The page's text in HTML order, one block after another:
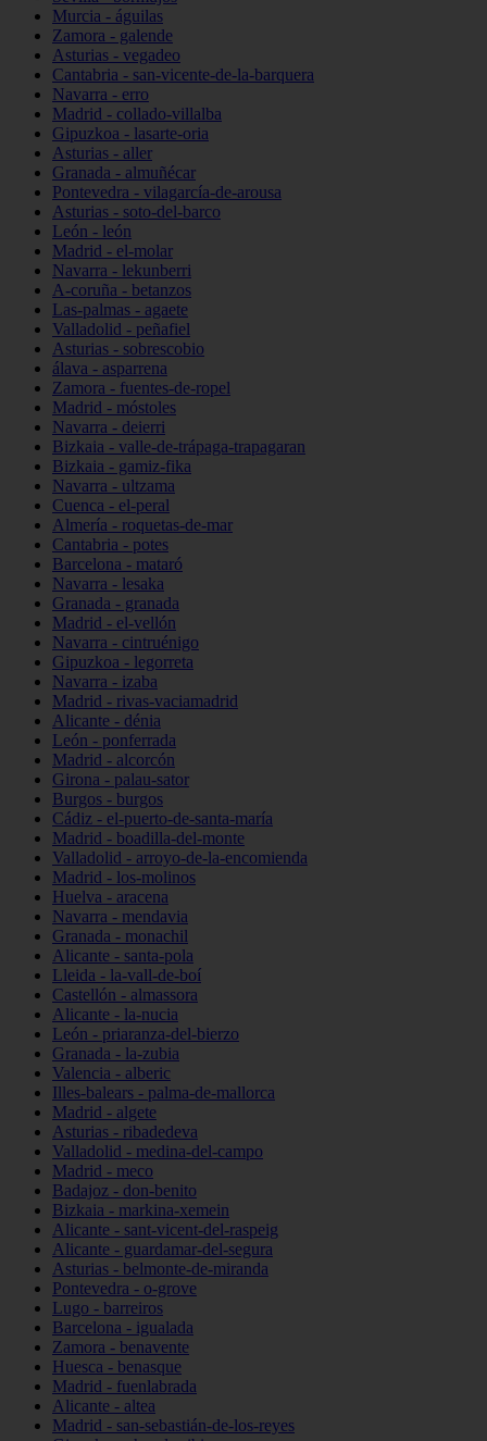
Murcia - águilas
Zamora - galende
Asturias - vegadeo
Cantabria - san-vicente-de-la-barquera
Navarra - erro
Madrid - collado-villalba
Gipuzkoa - lasarte-oria
Asturias - aller
Granada - almuñécar
Pontevedra - vilagarcía-de-arousa
Asturias - soto-del-barco
León - león
Madrid - el-molar
Navarra - lekunberri
A-coruña - betanzos
Las-palmas - agaete
Valladolid - peñafiel
Asturias - sobrescobio
álava - asparrena
Zamora - fuentes-de-ropel
Madrid - móstoles
Navarra - deierri
Bizkaia - valle-de-trápaga-trapagaran
Bizkaia - gamiz-fika
Navarra - ultzama
Cuenca - el-peral
Almería - roquetas-de-mar
Cantabria - potes
Barcelona - mataró
Navarra - lesaka
Granada - granada
Madrid - el-vellón
Navarra - cintruénigo
Gipuzkoa - legorreta
Navarra - izaba
Madrid - rivas-vaciamadrid
Alicante - dénia
León - ponferrada
Madrid - alcorcón
Girona - palau-sator
Burgos - burgos
Cádiz - el-puerto-de-santa-maría
Madrid - boadilla-del-monte
Valladolid - arroyo-de-la-encomienda
Madrid - los-molinos
Huelva - aracena
Navarra - mendavia
Granada - monachil
Alicante - santa-pola
Lleida - la-vall-de-boí
Castellón - almassora
Alicante - la-nucia
León - priaranza-del-bierzo
Granada - la-zubia
Valencia - alberic
Illes-balears - palma-de-mallorca
Madrid - algete
Asturias - ribadedeva
Valladolid - medina-del-campo
Madrid - meco
Badajoz - don-benito
Bizkaia - markina-xemein
Alicante - sant-vicent-del-raspeig
Alicante - guardamar-del-segura
Asturias - belmonte-de-miranda
Pontevedra - o-grove
Lugo - barreiros
Barcelona - igualada
Zamora - benavente
Huesca - benasque
Madrid - fuenlabrada
Alicante - altea
Madrid - san-sebastián-de-los-reyes